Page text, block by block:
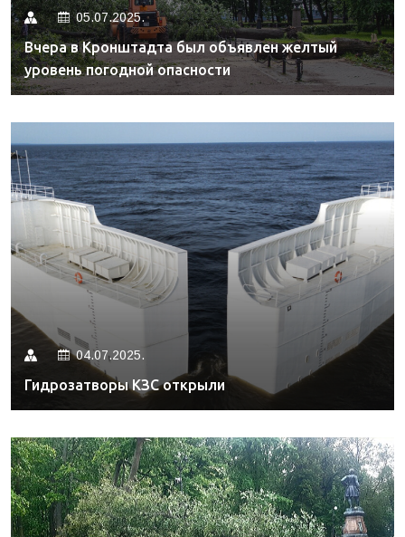
05.07.2025.
Вчера в Кронштадта был объявлен желтый
уровень погодной опасности
04.07.2025.
Гидрозатворы КЗС открыли